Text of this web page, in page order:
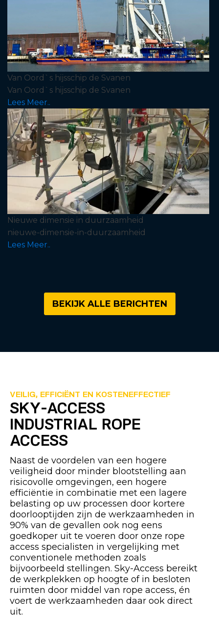
Van Oord`s hijsschip de Svanen
Van Oord`s hijsschip de Svanen
Lees Meer..
Nieuwe dimensie in duurzaamheid
nieuwe-dimensie-in-duurzaamheid
Lees Meer..
BEKIJK ALLE BERICHTEN
VEILIG, EFFICIËNT EN KOSTENEFFECTIEF
SKY-ACCESS
INDUSTRIAL ROPE
ACCESS
Naast de voordelen van een hogere
veiligheid door minder blootstelling aan
risicovolle omgevingen, een hogere
efficiëntie in combinatie met een lagere
belasting op uw processen door kortere
doorlooptijden zijn de werkzaamheden in
90% van de gevallen ook nog eens
goedkoper uit te voeren door onze rope
access specialisten in vergelijking met
conventionele methoden zoals
bijvoorbeeld stellingen. Sky-Access bereikt
de werkplekken op hoogte of in besloten
ruimten door middel van rope access, én
voert de werkzaamheden daar ook direct
uit.